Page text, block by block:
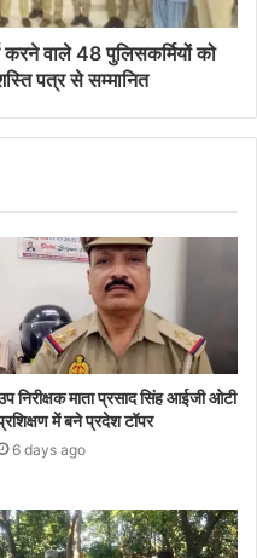
करने वाले 48 पुलिसकर्मियों को
पत्र से सम्मानित
निरीक्षक माता प्रसाद सिंह आईजी ओटी
में बने प्रदेश टॉपर
6 days ago